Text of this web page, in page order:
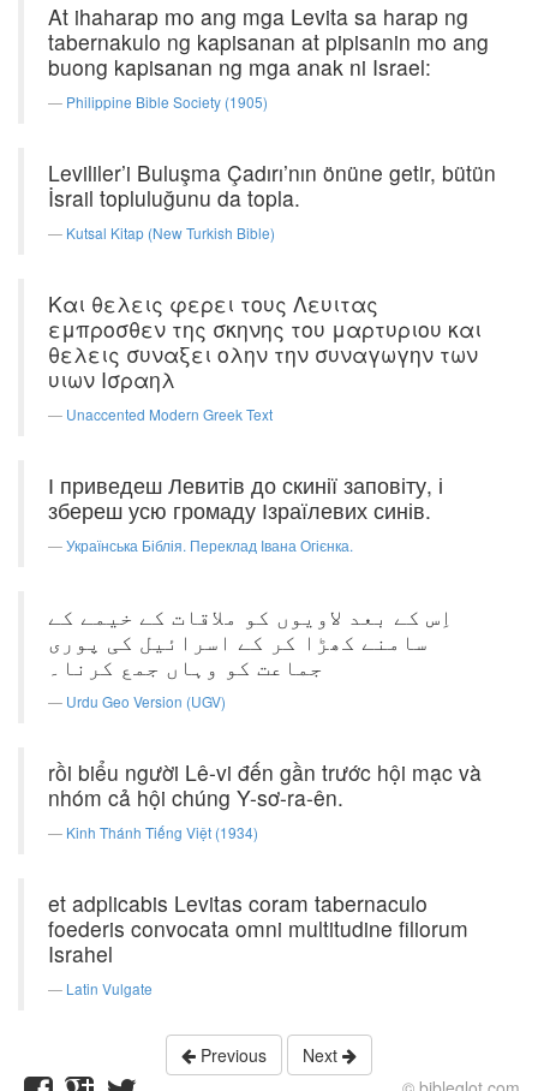
At ihaharap mo ang mga Levita sa harap ng
tabernakulo ng kapisanan at pipisanin mo ang
buong kapisanan ng mga anak ni Israel:
Philippine Bible Society (1905)
Levililer’i Buluşma Çadırı’nın önüne getir, bütün
İsrail topluluğunu da topla.
Kutsal Kitap (New Turkish Bible)
Και θελεις φερει τους Λευιτας
εμπροσθεν της σκηνης του μαρτυριου και
θελεις συναξει ολην την συναγωγην των
υιων Ισραηλ
Unaccented Modern Greek Text
І приведеш Левитів до скинії заповіту, і
збереш усю громаду Ізраїлевих синів.
Українська Біблія. Переклад Івана Огієнка.
اِس کے بعد لاویوں کو ملاقات کے خیمے کے
سامنے کھڑا کر کے اسرائیل کی پوری
جماعت کو وہاں جمع کرنا۔
Urdu Geo Version (UGV)
rồi biểu người Lê-vi đến gần trước hội mạc và
nhóm cả hội chúng Y-sơ-ra-ên.
Kinh Thánh Tiếng Việt (1934)
et adplicabis Levitas coram tabernaculo
foederis convocata omni multitudine filiorum
Israhel
Latin Vulgate
Previous
Next